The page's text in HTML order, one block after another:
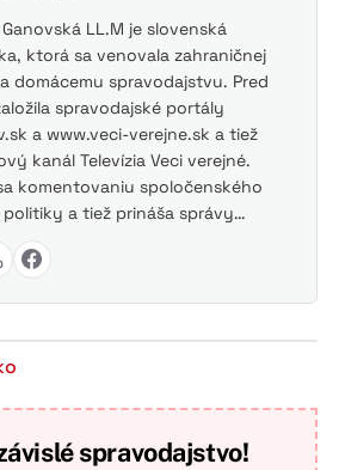
LL.M je slovenská
ktorá sa venovala zahraničnej
domácemu spravodajstvu. Pred
spravodajské portály
a www.veci-verejne.sk a tiež
kanál Televízia Veci verejné.
komentovaniu spoločenského
politiky a tiež prináša správy…
spravodajstvo!